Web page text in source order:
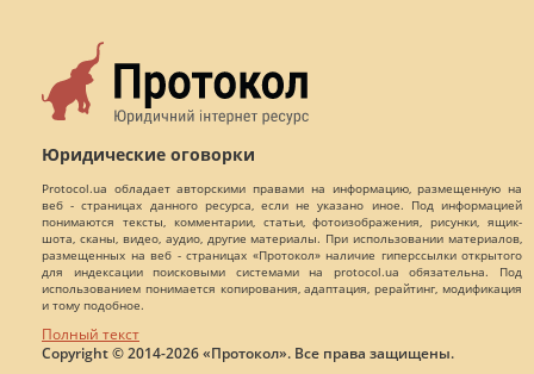
Юридические оговорки
Protocol.ua обладает авторскими правами на информацию, размещенную на
веб - страницах данного ресурса, если не указано иное. Под информацией
понимаются тексты, комментарии, статьи, фотоизображения, рисунки, ящик-
шота, сканы, видео, аудио, другие материалы. При использовании материалов,
размещенных на веб - страницах «Протокол» наличие гиперссылки открытого
для индексации поисковыми системами на protocol.ua обязательна. Под
использованием понимается копирования, адаптация, рерайтинг, модификация
и тому подобное.
Полный текст
Copyright © 2014-2026 «Протокол». Все права защищены.